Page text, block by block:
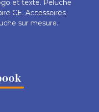
et texte. Peluche
CE. Accessoires
sur mesure.